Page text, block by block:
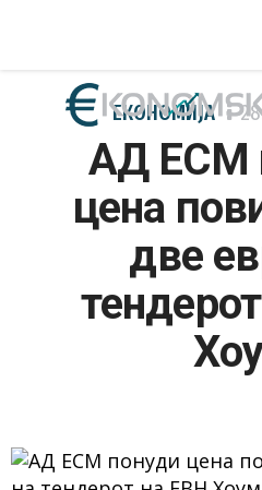
АКТУЕЛНО
ЕКОНОМИЈА
ФИНАНСИИ
БАНКАРСТВО
ЖИВОТ
ЕКОНОМИЈА
АД ЕСМ
цена
две